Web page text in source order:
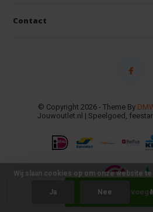
+
Contact
© Copyright 2026 - Theme By
Jouwoutlet.nl | Speelgoed,
Wij slaan cookies op om onze website
Ja Nee